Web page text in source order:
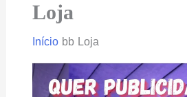
Loja
Início Loja